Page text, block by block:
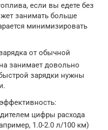
если вы едете без
занимать больше
минимизировать
от обычной
занимает довольно
зарядки нужны
цифры расхода
1.0-2.0 л/100 км)